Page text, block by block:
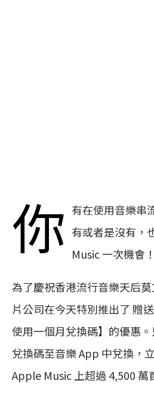
你 有在使用音樂串
有或者是沒有，
Music 一次機會！
為了慶祝香港流行音樂天后
片公司在今天特別推出了 贈
使用一個月兌換碼】的優惠
兌換碼至音樂 App 中兌換，
Apple Music 上超過 4,500 萬